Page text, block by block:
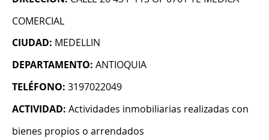
COMERCIAL
CIUDAD: MEDELLIN
DEPARTAMENTO: ANTIOQUIA
TELÉFONO: 3197022049
ACTIVIDAD: Actividades inmobiliarias realizadas con
bienes propios o arrendados